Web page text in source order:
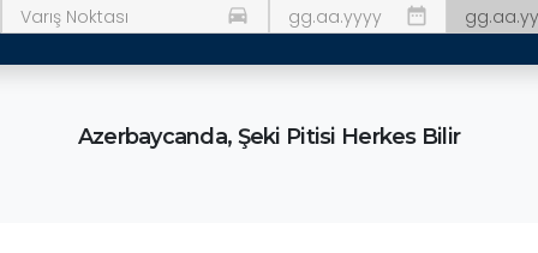
drive_eta
date_range
Azerbaycanda, Şeki Pitisi Herkes Bilir